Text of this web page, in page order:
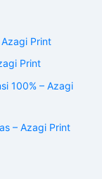
Print
Print
100% – Azagi
– Azagi Print